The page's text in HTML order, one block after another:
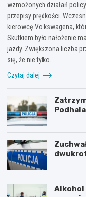
wzmożonych działań
przepisy prędkości.
kierowcę Volkswagena,
Skutkiem było nałożenie
jazdy. Zwiększona liczba
się, że nie tylko…
Czytaj dalej
Alkohol